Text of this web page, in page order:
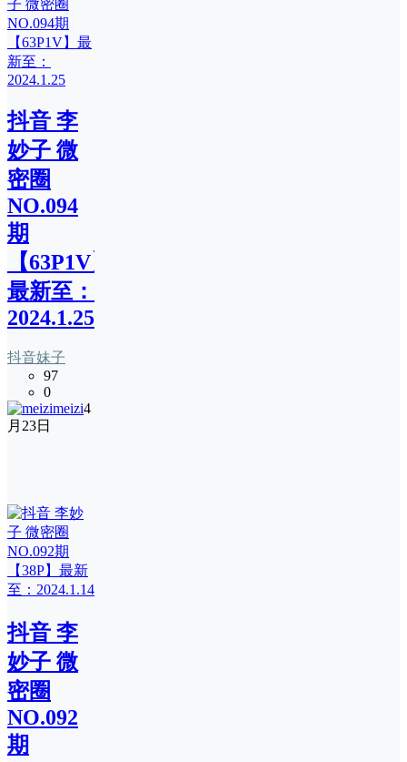
抖音 李
妙子 微
密圈
NO.094
期
【63P1V】
最新至：
2024.1.25
抖音妹子
97
0
meizi4
月23日
抖音 李
妙子 微
密圈
NO.092
期